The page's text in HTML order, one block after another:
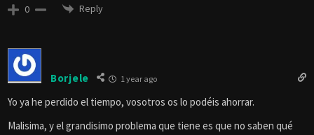
0 Reply
Borjele 1 year ago
Yo ya he perdido el tiempo, vosotros os lo podéis ahorrar.
Malisima, y el grandisimo problema que tiene es que no saben qué